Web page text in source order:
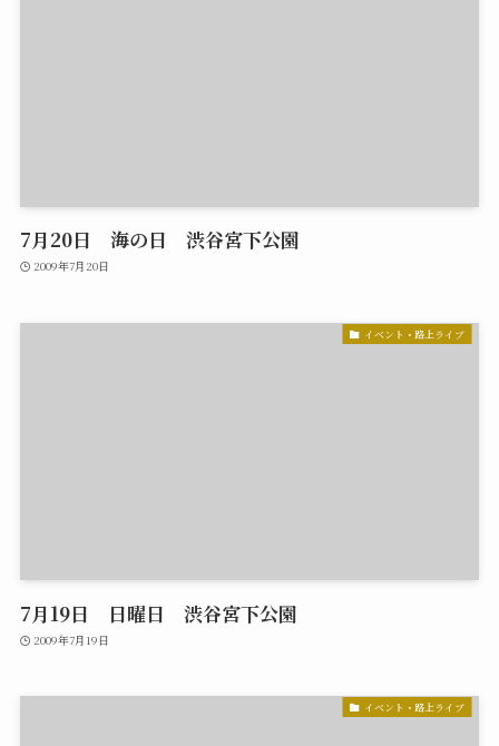
7月20日 海の日 渋谷宮下公園
2009年7月20日
イベント・路上ライブ
7月19日 日曜日 渋谷宮下公園
2009年7月19日
イベント・路上ライブ